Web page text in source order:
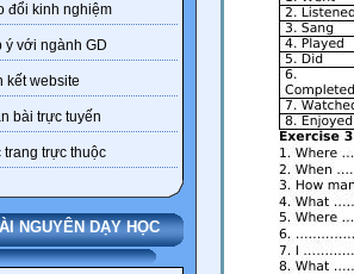
đổi kinh nghiệm
ý với ngành GD
kết website
bài trực tuyến
trang trực thuộc
NGUYÊN DẠY HỌC